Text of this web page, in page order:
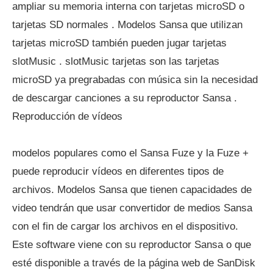
ampliar su memoria interna con tarjetas microSD o
tarjetas SD normales . Modelos Sansa que utilizan
tarjetas microSD también pueden jugar tarjetas
slotMusic . slotMusic tarjetas son las tarjetas
microSD ya pregrabadas con música sin la necesidad
de descargar canciones a su reproductor Sansa .
Reproducción de vídeos
modelos populares como el Sansa Fuze y la Fuze +
puede reproducir vídeos en diferentes tipos de
archivos. Modelos Sansa que tienen capacidades de
video tendrán que usar convertidor de medios Sansa
con el fin de cargar los archivos en el dispositivo.
Este software viene con su reproductor Sansa o que
esté disponible a través de la página web de SanDisk